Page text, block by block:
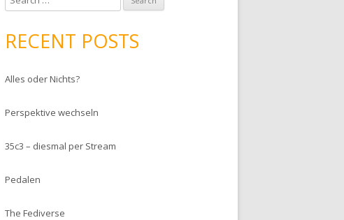
e
r
h
o
:
RECENT POSTS
Alles oder Nichts?
Perspektive wechseln
35c3 – diesmal per Stream
Pedalen
The Fediverse